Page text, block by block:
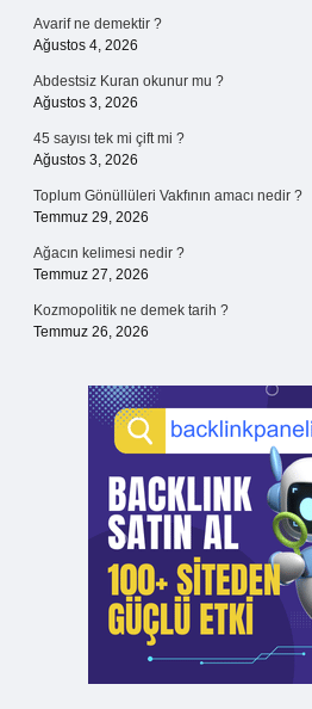
Avarif ne demektir ?
Ağustos 4, 2026
Abdestsiz Kuran okunur mu ?
Ağustos 3, 2026
45 sayısı tek mi çift mi ?
Ağustos 3, 2026
Toplum Gönüllüleri Vakfının amacı nedir ?
Temmuz 29, 2026
Ağacın kelimesi nedir ?
Temmuz 27, 2026
Kozmopolitik ne demek tarih ?
Temmuz 26, 2026